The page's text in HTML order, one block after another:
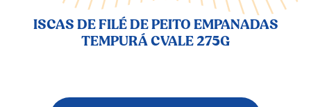
ISCAS DE FILÉ DE PEITO EMPANADAS
TEMPURÁ CVALE 275G